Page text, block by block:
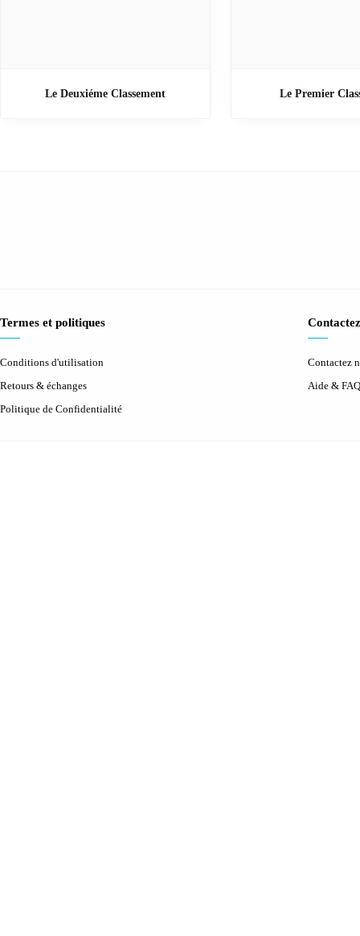
Le Deuxiéme Classement Le Premier
Termes et politiques
Conditions d'utilisation
Retours & échanges
Politique de Confidentialité
Contactez
Aide & FAQ